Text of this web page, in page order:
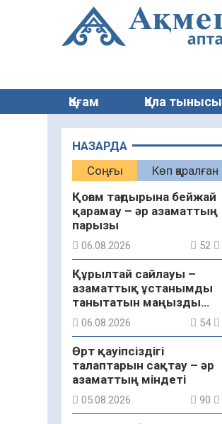
Қоғам Қала тынысы
НАЗАРДА
Соңғы
Көп қаралған
Қоғам тағдырына бейжай
қарамау – әр азаматтың
парызы
06.08.2026 52
Құрылтай сайлауы –
азаматтық ұстанымды
танытатын маңызды
қадам
06.08.2026 54
Өрт қауіпсіздігі
талаптарын сақтау – әр
азаматтың міндеті
05.08.2026 90